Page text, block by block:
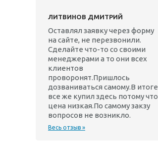
ЛИТВИНОВ ДМИТРИЙ
Оставлял заявку через форму
на сайте, не перезвонили.
Сделайте что-то со своими
менеджерами а то они всех
клиентов
проворонят.Пришлось
дозваниваться самому.В итоге
все же купил здесь потому что
цена низкая.По самому закзу
вопросов не возникло.
Весь отзыв »